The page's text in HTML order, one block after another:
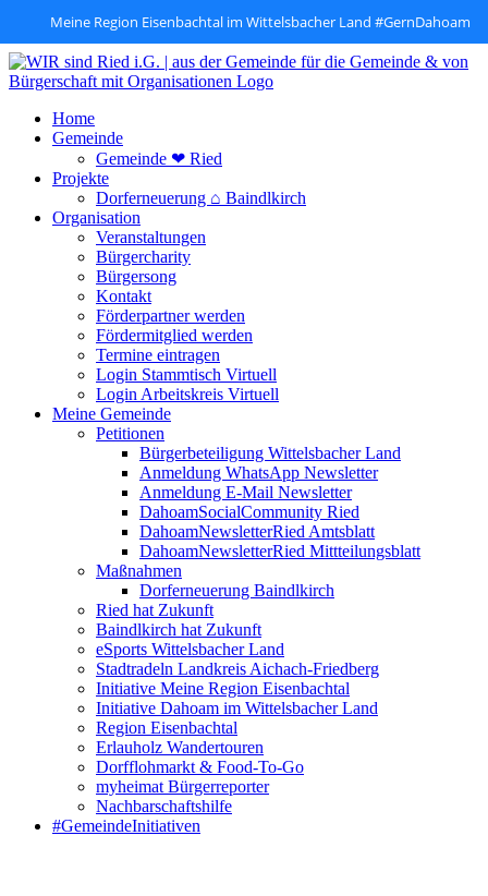
Meine Region Eisenbachtal im Wittelsbacher Land #GernDahoam
Zum
Inhalt
Home
Gemeinde
Gemeinde ❤ Ried
Projekte
Dorferneuerung ⌂ Baindlkirch
Organisation
Veranstaltungen
Bürgercharity
Bürgersong
Kontakt
Förderpartner werden
Fördermitglied werden
Termine eintragen
Login Stammtisch Virtuell
Login Arbeitskreis Virtuell
Meine Gemeinde
Petitionen
Bürgerbeteiligung Wittelsbacher Land
Anmeldung WhatsApp Newsletter
Anmeldung E-Mail Newsletter
DahoamSocialCommunity Ried
DahoamNewsletterRied Amtsblatt
DahoamNewsletterRied Mittteilungsblatt
Maßnahmen
Dorferneuerung Baindlkirch
Ried hat Zukunft
Baindlkirch hat Zukunft
eSports Wittelsbacher Land
Stadtradeln Landkreis Aichach-Friedberg
Initiative Meine Region Eisenbachtal
Initiative Dahoam im Wittelsbacher Land
Region Eisenbachtal
Erlauholz Wandertouren
Dorfflohmarkt & Food-To-Go
myheimat Bürgerreporter
Nachbarschaftshilfe
#GemeindeInitiativen